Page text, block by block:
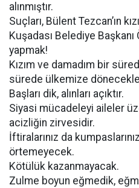
alınmıştır.
Suçları, Bülent Tezcan’ın
Kuşadası Belediye Başkanı
yapmak!
Kızım ve damadım bir
sürede ülkemize
Başları dik, alınları açıktır.
Siyasi mücadeleyi aileler
acizliğin zirvesidir.
İftiralarınız da
örtemeyecek.
Kötülük kazanmayacak.
Zulme boyun eğmedik,